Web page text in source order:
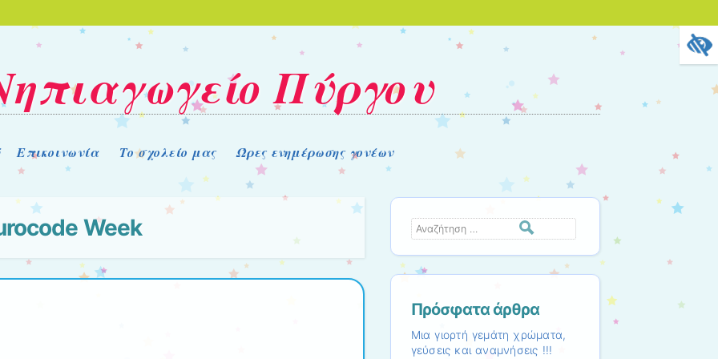
Πύργου
Επικοινωνία Το σχολείο μας Ώρες ενημέρωσης γονέων
Week Αναζήτηση
Πρόσφατα άρθρα
Μια γιορτή γεμάτη χρώματα,
γεύσεις και αναμνήσεις !!!